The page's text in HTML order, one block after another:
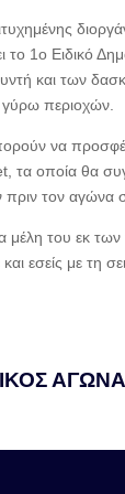
1ο Ειδικό
και των
γύρω περιοχών.
να
τα οποία θα
τον αγώνα
μέλη του εκ
εσείς με τη